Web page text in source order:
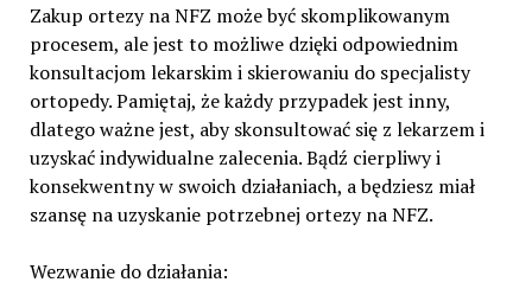
Zakup ortezy na NFZ może być skomplikowanym
procesem, ale jest to możliwe dzięki odpowiednim
konsultacjom lekarskim i skierowaniu do specjalisty
ortopedy. Pamiętaj, że każdy przypadek jest inny,
dlatego ważne jest, aby skonsultować się z lekarzem i
uzyskać indywidualne zalecenia. Bądź cierpliwy i
konsekwentny w swoich działaniach, a będziesz miał
szansę na uzyskanie potrzebnej ortezy na NFZ.
Wezwanie do działania: